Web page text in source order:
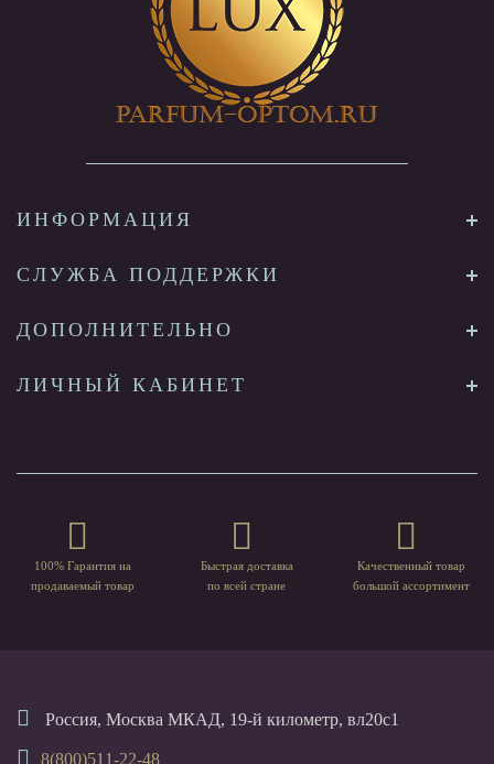
ИНФОРМАЦИЯ
СЛУЖБА ПОДДЕРЖКИ
ДОПОЛНИТЕЛЬНО
ЛИЧНЫЙ КАБИНЕТ
100% Гарантия на
продаваемый товар
Быстрая доставка
по всей стране
Качественный товар
большой ассортимент
Россия, Москва МКАД, 19-й километр, вл20с1
8(800)511-22-48